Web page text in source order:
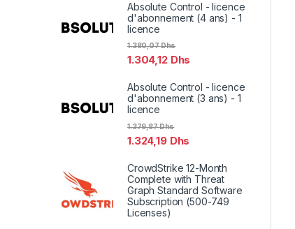
Absolute Control - licence
d'abonnement (4 ans) - 1
licence
1.304,12 Dhs
1.380,07Dhs
Absolute Control - licence
d'abonnement (3 ans) - 1
licence
1.324,19 Dhs
1.379,87Dhs
CrowdStrike 12-Month
Complete with Threat
Graph Standard Software
Subscription (500-749
Licenses)